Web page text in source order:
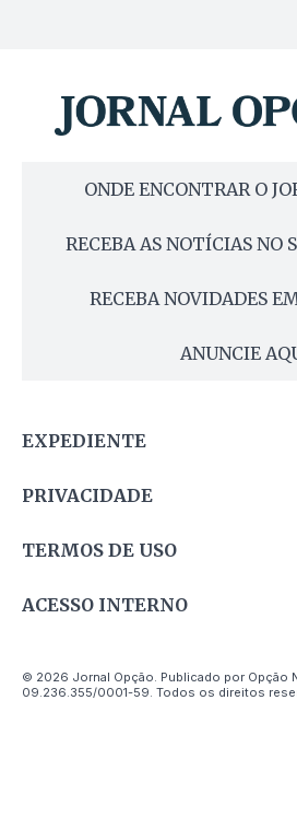
ONDE ENCONTRAR O
RECEBA AS NOTÍCIAS NO
RECEBA NOVIDADES
ANUNCIE
EXPEDIENTE
PRIVACIDADE
TERMOS DE USO
ACESSO INTERNO
© 2026 Jornal Opção. Publicado por Opção
09.236.355/0001-59. Todos os direitos